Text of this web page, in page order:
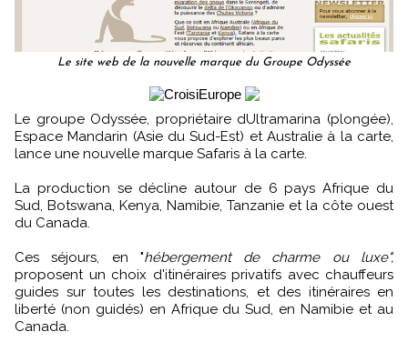
Le site web de la nouvelle marque du Groupe Odyssée
Le groupe Odyssée, propriétaire dUltramarina (plongée),
Espace Mandarin (Asie du Sud-Est) et Australie à la carte,
lance une nouvelle marque Safaris à la carte.
La production se décline autour de 6 pays Afrique du
Sud, Botswana, Kenya, Namibie, Tanzanie et la côte ouest
du Canada.
Ces séjours, en "hébergement de charme ou luxe",
proposent un choix d'itinéraires privatifs avec chauffeurs
guides sur toutes les destinations, et des itinéraires en
liberté (non guidés) en Afrique du Sud, en Namibie et au
Canada.